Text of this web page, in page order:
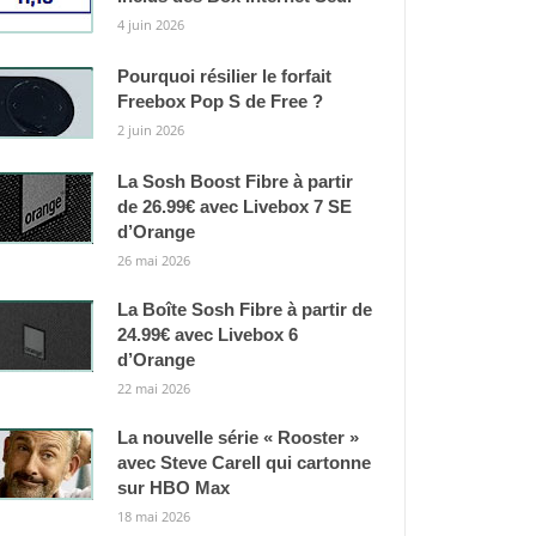
4 juin 2026
Pourquoi résilier le forfait
Freebox Pop S de Free ?
2 juin 2026
La Sosh Boost Fibre à partir
de 26.99€ avec Livebox 7 SE
d’Orange
26 mai 2026
La Boîte Sosh Fibre à partir de
24.99€ avec Livebox 6
d’Orange
22 mai 2026
La nouvelle série « Rooster »
avec Steve Carell qui cartonne
sur HBO Max
18 mai 2026